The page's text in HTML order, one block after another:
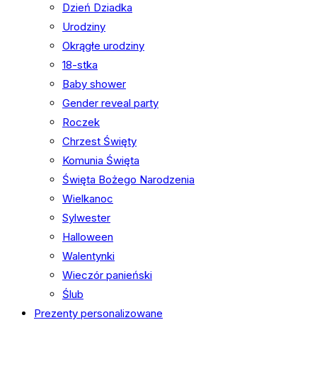
Dzień Dziadka
Urodziny
Okrągłe urodziny
18-stka
Baby shower
Gender reveal party
Roczek
Chrzest Święty
Komunia Święta
Święta Bożego Narodzenia
Wielkanoc
Sylwester
Halloween
Walentynki
Wieczór panieński
Ślub
Prezenty personalizowane